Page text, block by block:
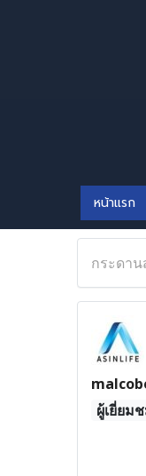
หน้าแรก
กระดา
ผู้เยี่ยม